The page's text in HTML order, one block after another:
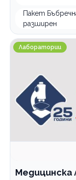
Пакет
разширен
Медицинска
Лаборатории
Медицинска
Царево
Севлиево
пакети
Метаболитен
пакети
Категории
Ортодонтия
Грижи за
Интравенозни
Логопедични
Лаборатории